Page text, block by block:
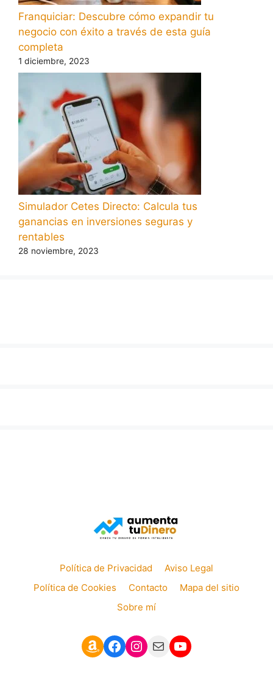
Franquiciar: Descubre cómo expandir tu
negocio con éxito a través de esta guía
completa
1 diciembre, 2023
Simulador Cetes Directo: Calcula tus
ganancias en inversiones seguras y
rentables
28 noviembre, 2023
Política de Privacidad
Aviso Legal
Política de Cookies
Contacto
Mapa del sitio
Sobre mí